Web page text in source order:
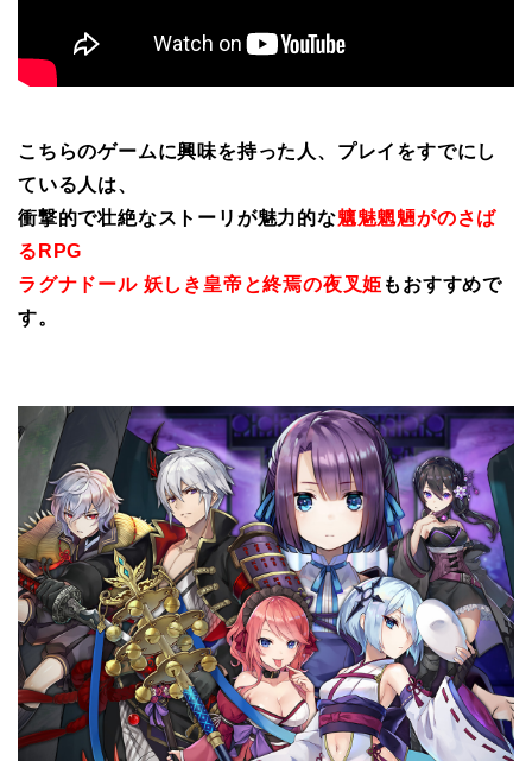
こちらのゲームに興味を持った人、プレイをすでにし
ている人は、
衝撃的で壮絶なストーリが魅力的な魑魅魍魎がのさば
るRPG
ラグナドール 妖しき皇帝と終焉の夜叉姫 もおすすめで
す。